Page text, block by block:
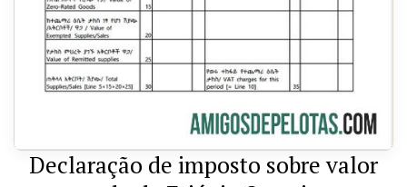
Declaração de imposto sobre valor